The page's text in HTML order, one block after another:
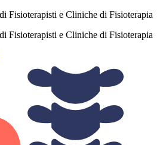
e Cliniche di Fisioterapia
e Cliniche di Fisioterapia